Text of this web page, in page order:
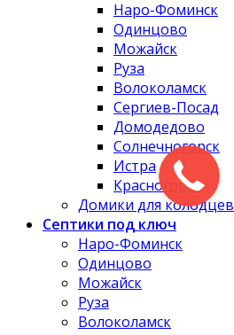
Наро-Фоминск
Одинцово
Можайск
Руза
Волоколамск
Сергиев-Посад
Домодедово
Солнечногорск
Истра
Красногорск
Домики для колодцев
Септики под ключ
Наро-Фоминск
Одинцово
Можайск
Руза
Волоколамск